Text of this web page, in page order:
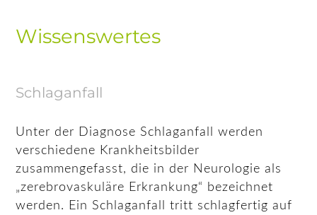
Wissenswertes
Schlaganfall
Unter der Diagnose Schlaganfall werden
verschiedene Krankheitsbilder
zusammengefasst, die in der Neurologie als
„zerebrovaskuläre Erkrankung“ bezeichnet
werden. Ein Schlaganfall tritt schlagfertig auf